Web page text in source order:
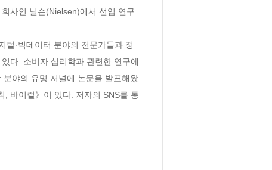
사인 닐슨(Nielsen)에서 선임 연구
털·빅데이터 분야의 전문가들과 정
다. 소비자 심리학과 관련한 연구에
야의 유명 저널에 논문을 발표해왔
, 바이럴》이 있다. 저자의 SNS를 통